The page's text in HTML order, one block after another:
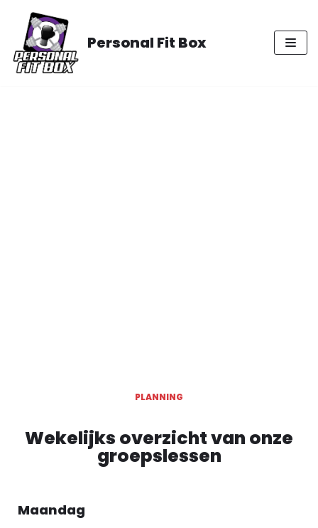
Meteen
naar
de
inhoud
Personal Fit Box
PLANNING
Wekelijks overzicht van onze
groepslessen
Maandag